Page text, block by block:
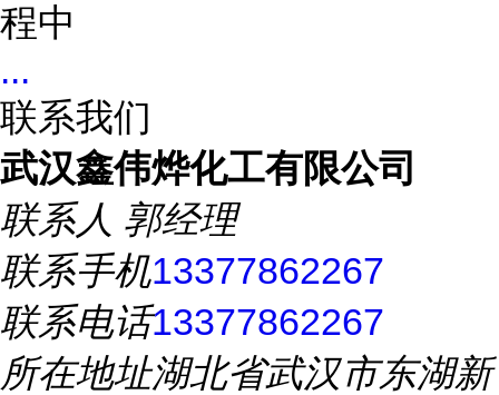
程中
...
联系我们
武汉鑫伟烨化工有限公司
联系人 郭经理
联系手机13377862267
联系电话13377862267
所在地址湖北省武汉市东湖新